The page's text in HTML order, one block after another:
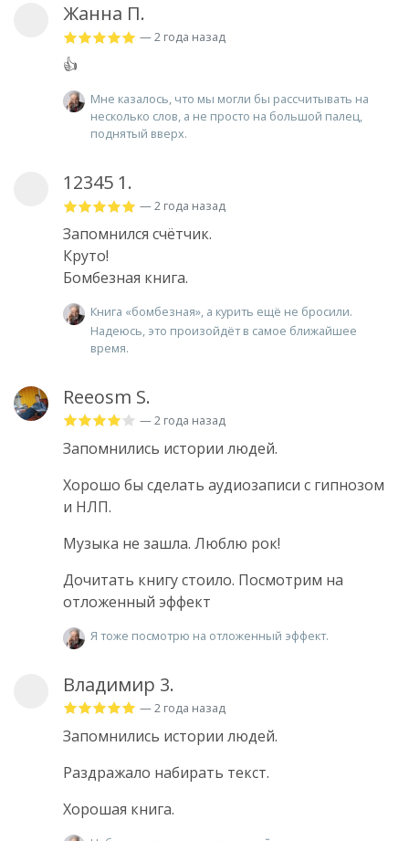
Жанна П.
— 2 года назад
👍
Мне казалось, что мы могли бы рассчитывать на
несколько слов, а не просто на большой палец,
поднятый вверх.
12345 1.
— 2 года назад
Запомнился счётчик.
Круто!
Бомбезная книга.
Книга «бомбезная», а курить ещё не бросили.
Надеюсь, это произойдёт в самое ближайшее
время.
Reeosm S.
— 2 года назад
Запомнились истории людей.
Хорошо бы сделать аудиозаписи с гипнозом
и НЛП.
Музыка не зашла. Люблю рок!
Дочитать книгу стоило. Посмотрим на
отложенный эффект
Я тоже посмотрю на отложенный эффект.
Владимир 3.
— 2 года назад
Запомнились истории людей.
Раздражало набирать текст.
Хорошая книга.